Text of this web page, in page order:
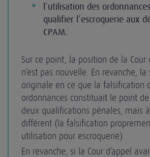
l’utilisation des
qualifier l’escroquerie aux
CPAM.
Sur ce point, la position de la Cour
n’est pas nouvelle. En revanche,
originale en ce que la falsification
ordonnances constituait le point
deux qualifications pénales, mais
différent (la falsification
utilisation pour escroquerie).
En revanche, si la Cour d’appel